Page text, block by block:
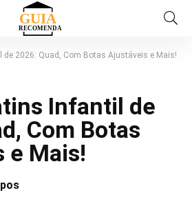
de 2026: Quad, Com Botas Ajustáveis e Mais!
Infantil de
Com Botas
e Mais!